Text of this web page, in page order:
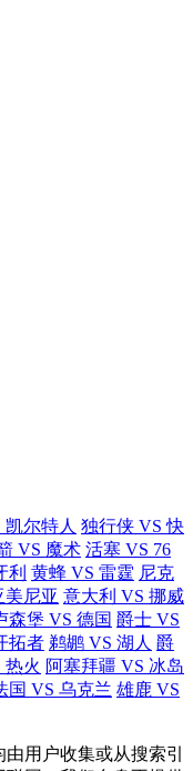
凯尔特人 独行侠 VS 快
VS 魔术 活塞 VS 76
利 黄蜂 VS 雷霆 尼克
美尼亚 意大利 VS 挪威
森堡 VS 德国 爵士 VS
拓者 鹈鹕 VS 湖人 爵
热火 阿塞拜疆 VS 冰岛
国 VS 乌克兰 雄鹿 VS
用户收集或从搜索引